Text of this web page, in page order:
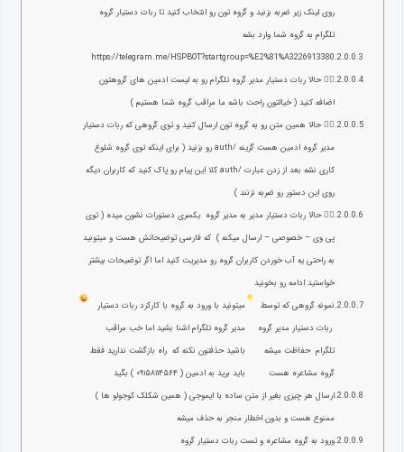
روی لینک زیر ضربه بزنید و گروه تون رو انتخاب کنید تا ربات دستیار گروه
تلگرام به گروه شما وارد بشه
https://telegram.me/HSPBOT?startgroup=%E2%81%A3226913380
۲⃣ حالا ربات دستیار مدیر گروه تلگرام رو به لیست ادمین های گروهتون
اضافه کنید ( خیالتون راحت باشه ما مراقب گروه شما هستیم )
۳⃣ حالا همین متن رو به گروه تون ارسال کنید و توی گروهی که ربات دستیار
مدیر گروه ادمین هست گزینه /auth رو بزنید ( برای اینکه توی گروه شلوغ
کاری نشه بعد از زدن عبارت /auth کلا این پیام رو پاک کنید که کاربران دیگه
روی این دستور رو ضربه نزنند )
۴⃣ حالا ربات دستیار مدیر به مدیر گروه یکسری دستورات نشون میده ( توی
پی وی – خصوصی – ارسال میکنه ) که فارسی توضیحاتش هست و میتونید
به راحتی یه آب خوردن کاربران گروه رو مدیریت کنید اما اگر توضیحات بیشتر
خواستید ادامه رو بخونید
نمونه گروهی که توسط
ربات دستیار مدیر گروه
تلگرام حفاظت میشه
گروه مشاعره هست
میتونید با ورود به گروه با کارکرد ربات دستیار
مدیر گروه تلگرام اشنا بشید اما خب مراقب
باشید حذفتون نکنه که راه بازگشت ندارید فقط
باید برید به ادمین ( ۰۹۱۵۸۱۱۴۵۶۴ ) بگید
ارسال هر چیزی بغیر از متن ساده با ایموجی ( همین شکلک کوجولو ها )
ممنوع هست و بدون اخطار منجر به حذف میشه
ورود به گروه مشاعره و تست ربات دستیار گروه